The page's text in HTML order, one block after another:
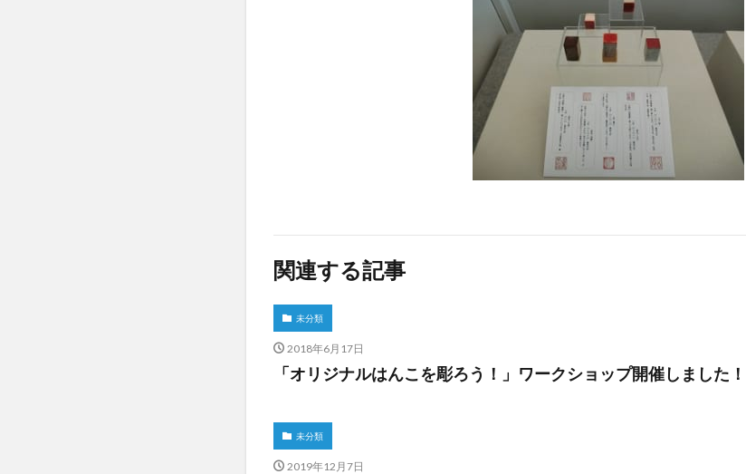
関連する記事
未分類
2018年6月17日
「オリジナルはんこを彫ろう！」ワークショップ開催しました！
未分類
2019年12月7日